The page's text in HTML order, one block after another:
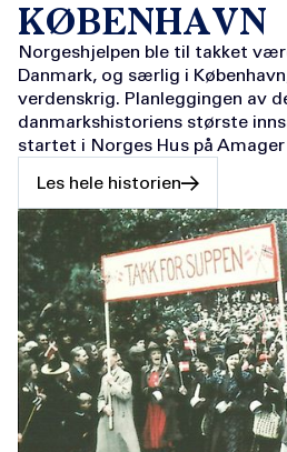
KØBENHAVN
Norgeshjelpen ble til takket
Danmark, og særlig i
verdenskrig. Planleggingen av
danmarkshistoriens største
startet i Norges Hus på
Les hele historien